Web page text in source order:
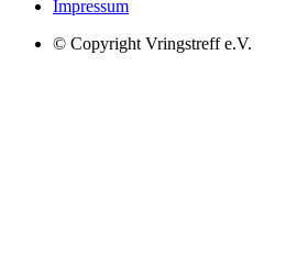
Impressum
© Copyright Vringstreff e.V.